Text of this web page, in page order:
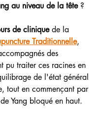
au niveau de la tête ?
de clinique de la
Traditionnelle,
des
pu traiter ces racines en
de l'état général
tout en commençant par
Yang bloqué en haut.